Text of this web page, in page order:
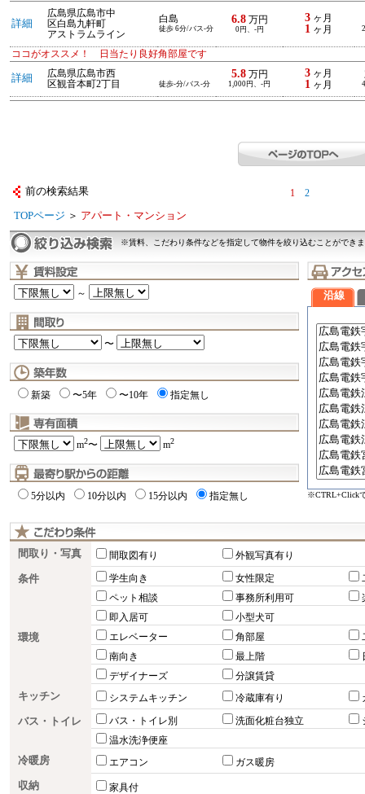
詳細
広島県広島市中
区白島九軒町
アストラムライン
白島
徒歩 6分/バス-分
6.8万円
0円、-円
3 ヶ月
1 ヶ月
ココがオススメ！ 日当たり良好角部屋です
詳細
広島県広島市西
区観音本町2丁目
徒歩-分/バス-分
5.8万円
1,000円、-円
3 ヶ月
1 ヶ月
前の検索結果 1 2
TOPページ ＞ アパート・マンション
※賃料、こだわり条件などを指定して物件を絞り込むことができ
～
〜
新築 〜5年 〜10年 指定無し
m2〜 m2
5分以内 10分以内 15分以内 指定無し
沿線
※CTRL+Click
間取り・写真 間取図有り 外観写真有り
条件 学生向き 女性限定
ペット相談
事務所利用可
即入居可
小型犬可
環境 エレベーター 角部屋
南向き
最上階
デザイナーズ
分譲賃貸
キッチン システムキッチン 冷蔵庫有り
バス・トイレ バス・トイレ別 洗面化粧台独立
温水洗浄便座
冷暖房 エアコン ガス暖房
収納 家具付